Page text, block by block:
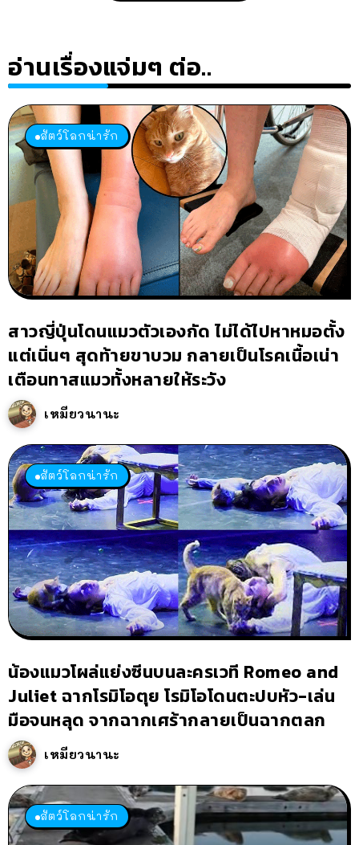
อ่านเรื่องแจ่มๆ ต่อ..
สัตว์โลกน่ารัก
สาวญี่ปุ่นโดนแมวตัวเองกัด ไม่ได้ไปหาหมอตั้ง
แต่เนิ่นๆ สุดท้ายขาบวม กลายเป็นโรคเนื้อเน่า
เตือนทาสแมวทั้งหลายให้ระวัง
เหมียวนานะ
สัตว์โลกน่ารัก
น้องแมวโผล่แย่งซีนบนละครเวที Romeo and
Juliet ฉากโรมิโอตุย โรมิโอโดนตะปบหัว-เล่น
มือจนหลุด จากฉากเศร้ากลายเป็นฉากตลก
เหมียวนานะ
สัตว์โลกน่ารัก